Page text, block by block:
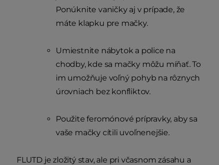
Ponúknite vaničky aj v prípade, že
máte klapku pre mačky.
Umiestnite nábytok a police na
chodby, kde sa mačky môžu míňať. To
im umožňuje voľný pohyb na rôznych
úrovniach bez konfliktov.
Použite feromónové prípravky, aby sa
vaše mačky cítili uvoľnenejšie.
FLUTD je zložitý stav, ale pri včasnom zásahu a